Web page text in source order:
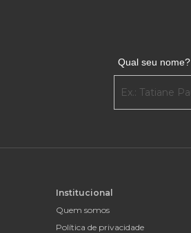
Qual seu nome?
Institucional
Quem somos
Política de privacidade